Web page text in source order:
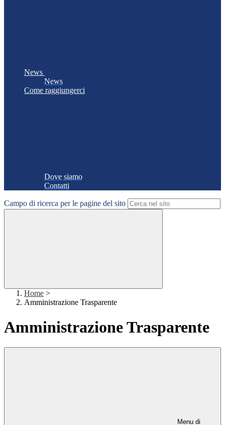
News
News
Come raggiungerci
Dove siamo
Contatti
Campo di ricerca per le pagine del sito
Home >
Amministrazione Trasparente
Amministrazione Trasparente
Menu di